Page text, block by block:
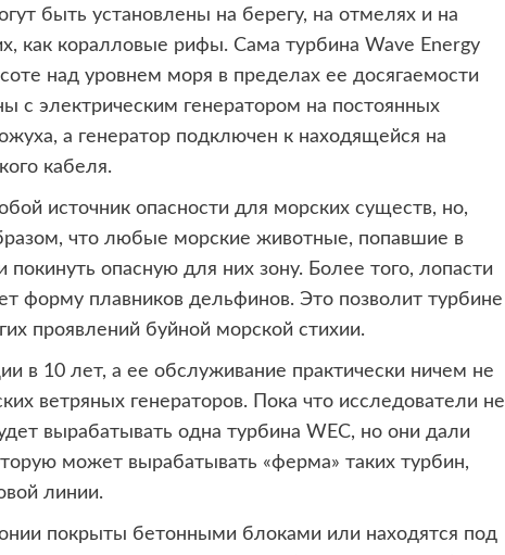
быть установлены на берегу, на отмелях и на
как коралловые рифы. Сама турбина Wave Energy
над уровнем моря в пределах ее досягаемости
с электрическим генератором на постоянных
а генератор подключен к находящейся на
кабеля.
источник опасности для морских существ, но,
что любые морские животные, попавшие в
опасную для них зону. Более того, лопасти
форму плавников дельфинов. Это позволит турбине
проявлений буйной морской стихии.
в 10 лет, а ее обслуживание практически ничем не
ветряных генераторов. Пока что исследователи не
вырабатывать одна турбина WEC, но они дали
может вырабатывать «ферма» таких турбин,
линии.
покрыты бетонными блоками или находятся под